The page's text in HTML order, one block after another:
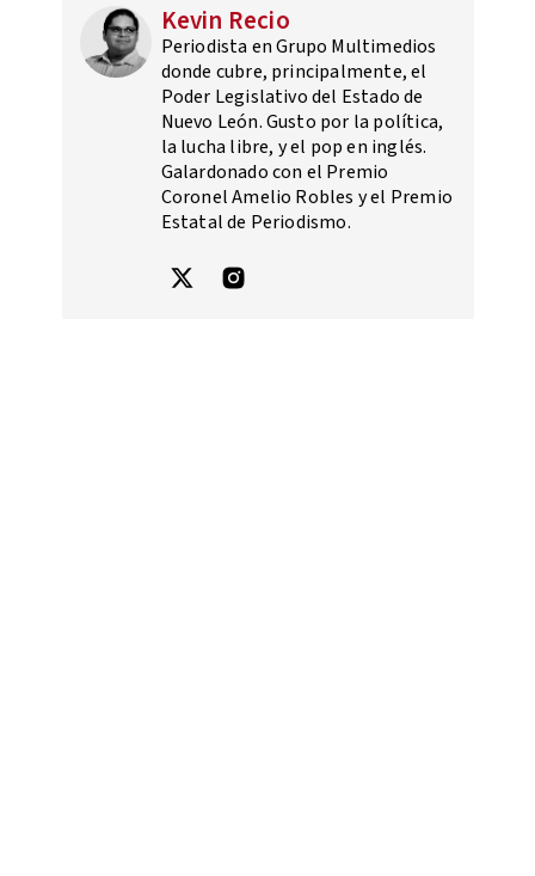
Kevin Recio
Periodista en Grupo Multimedios
donde cubre, principalmente, el
Poder Legislativo del Estado de
Nuevo León. Gusto por la política,
la lucha libre, y el pop en inglés.
Galardonado con el Premio
Coronel Amelio Robles y el Premio
Estatal de Periodismo.